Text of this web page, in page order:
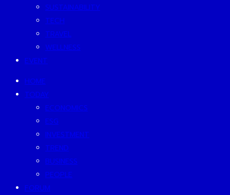
SUSTAINABILITY
TECH
TRAVEL
WELLNESS
EVENT
HOME
TODAY
ECONOMICS
ESG
INVESTMENT
TREND
BUSINESS
PEOPLE
FORUM